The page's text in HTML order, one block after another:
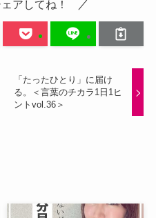
アしてね！
「たったひとり」に届け
る。＜言葉のチカラ1日1ヒ
ントvol.36＞